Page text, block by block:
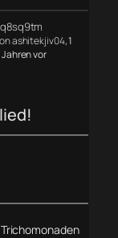
ashitekjiv04, 1
Jahren vor